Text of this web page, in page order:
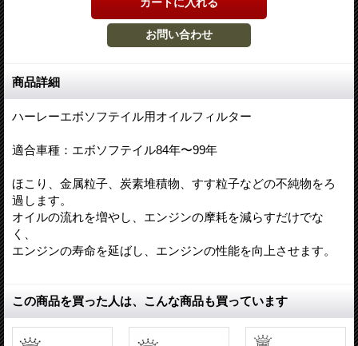
商品詳細
ハーレーエボソフテイル用オイルフィルター
適合車種：エボソフテイル84年〜99年
ほこり、金属粒子、炭素堆積物、すす粒子などの不純物をろ
過します。
オイルの流れを増やし、エンジンの摩耗を減らすだけでな
く、
エンジンの寿命を延ばし、エンジンの性能を向上させます。
この商品を買った人は、こんな商品も買っています